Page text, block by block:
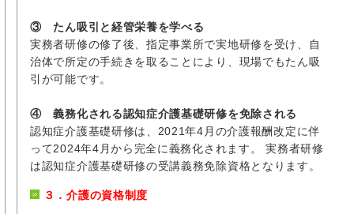
③ たん吸引と経管栄養を学べる
実務者研修の修了後、指定事業所で実地研修を受け、自
治体で所定の手続きを取ることにより、現場でもたん吸
引が可能です。
④ 義務化される認知症介護基礎研修を免除される
認知症介護基礎研修は、2021年4月の介護報酬改定に伴
って2024年4月から完全に義務化されます。 実務者研修
は認知症介護基礎研修の受講義務免除資格となります。
３．介護の資格制度